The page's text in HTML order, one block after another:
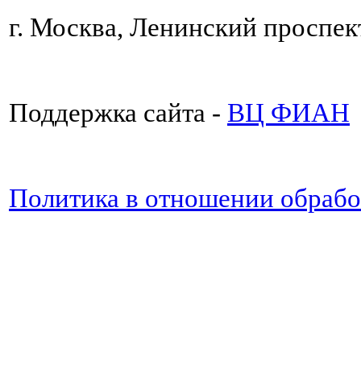
г. Москва, Ленинский
Поддержка сайта - ВЦ ФИАН
Политика в отношении